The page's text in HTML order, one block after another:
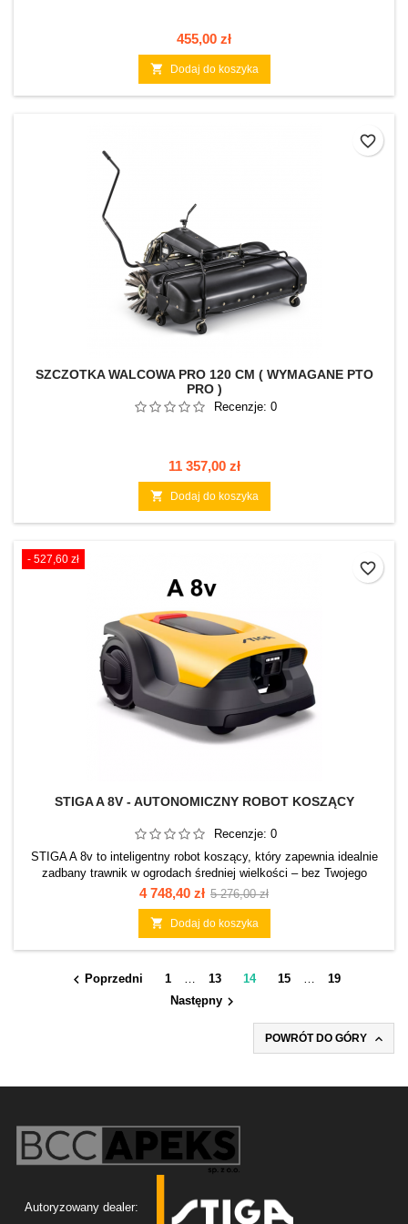
Cena
455,00 zł
 Dodaj do koszyka
SZCZOTKA WALCOWA PRO 120 CM ( WYMAGANE PTO
PRO )
Recenzje: 0
Cena
11 357,00 zł
 Dodaj do koszyka
favorite_border
- 527,60 zł
STIGA A 8V - AUTONOMICZNY ROBOT KOSZĄCY
Recenzje: 0
STIGA A 8v to inteligentny robot koszący, który zapewnia idealnie
zadbany trawnik w ogrodach średniej wielkości – bez Twojego
zaangażowania. Model ten został stworzony z myślą o
powierzchniach do 800 m² i umożliwia precyzyjne koszenie nawet 10
niezależnych stref. Wydajny akumulator 2 Ah pozwala na skoszenie
do 150 m² podczas jednego cyklu pracy, a...
Cena
4 748,40 zł Cena
podstawowa
5 276,00 zł
 Dodaj do koszyka
favorite_border
 Poprzedni 1 … 13 14 15 …
19
Następny
POWRÓT DO GÓRY 
Autoryzowany dealer: